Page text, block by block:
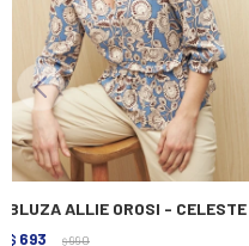
BLUZA ALLIE OROSI - CELESTE
$ 693 $ 990